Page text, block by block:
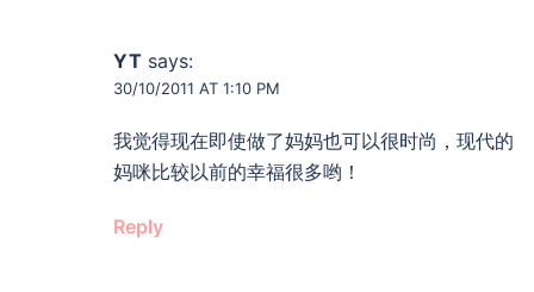
YT says:
30/10/2011 AT 1:10 PM
我觉得现在即使做了妈妈也可以很时尚，现代的
妈咪比较以前的幸福很多哟！
Reply